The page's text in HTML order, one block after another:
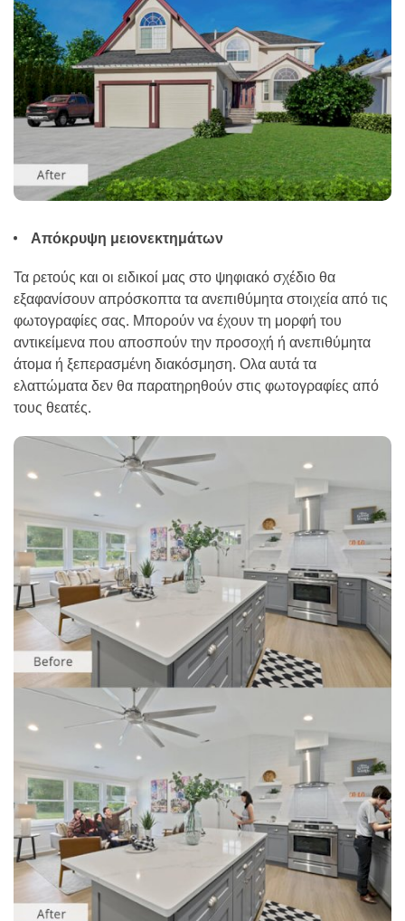
Απόκρυψη μειονεκτημάτων
Τα ρετούς και οι ειδικοί μας στο ψηφιακό σχέδιο θα
εξαφανίσουν απρόσκοπτα τα ανεπιθύμητα στοιχεία από τις
φωτογραφίες σας. Μπορούν να έχουν τη μορφή του
αντικείμενα που αποσπούν την προσοχή ή ανεπιθύμητα
άτομα ή ξεπερασμένη διακόσμηση. Ολα αυτά τα
ελαττώματα δεν θα παρατηρηθούν στις φωτογραφίες από
τους θεατές.